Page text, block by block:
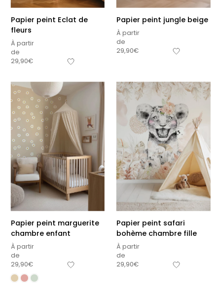
Papier peint Eclat de
fleurs
À partir
de
29,90€
Papier peint jungle beige
À partir
de
29,90€
Papier peint marguerite
chambre enfant
À partir
de
29,90€
Papier peint safari
bohème chambre fille
À partir
de
29,90€